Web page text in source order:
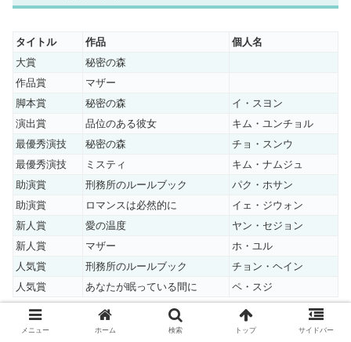
タイトル 作品
個人名
大賞
秘密の森
作品賞
マザー
脚本賞
秘密の森
イ・スヨン
演出賞
品位のある彼女
キム・ユンチョル
最優秀演技
秘密の森
チョ・スンウ
最優秀演技
ミスティ
キム・ナムジュ
助演賞
刑務所のルールブック
パク・ホサン
助演賞
ロマンスは必然的に
イェ・ジウォン
新人賞
愛の温度
ヤン・セジョン
新人賞
マザー
ホ・ユル
人気賞
刑務所のルールブック
チョン・ヘイン
人気賞
あなたが眠っている間に ペ・スジ
大賞はドラマだけではなく 個人に与えられる場合もあるみ
メニュー ホーム 検索 トップ サイドバー